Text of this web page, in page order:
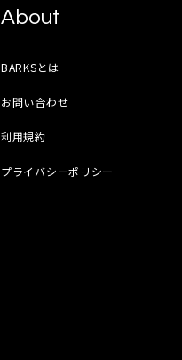
About
BARKSとは
お問い合わせ
利用規約
プライバシーポリシー